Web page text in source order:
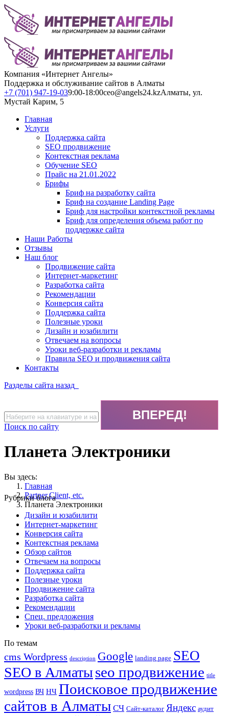
Компания «Интернет Ангелы»
Поддержка и обслуживание сайтов в Алматы
+7 (701) 947-19-039:00-18:00ceo@angels24.kzАлматы, ул.
Мустай Карим, 5
Главная
Услуги
Поддержка сайта
SEO продвижение
Контекстная реклама
Обучение SEO
Прайс на 21.01.2022
Брифы
Бриф на разработку сайта
Бриф на создание Landing Page
Бриф для настройки контекстной рекламы
Бриф для определения объема работ по
поддержке сайта
Наши Работы
Отзывы
Наш блог
Продвижение сайта
Интернет-маркетинг
Разработка сайта
Рекомендации
Конверсия сайта
Поддержка сайта
Полезные уроки
Дизайн и юзабилити
Отвечаем на вопросы
Уроки веб-разработки и рекламы
Правила SEO и продвижения сайта
Контакты
Разделы сайта назад
Поиск по сайту
Планета Электроники
Вы здесь:
Главная
Partner,Client, etc.
Планета Электроники
Рубрики блога
Дизайн и юзабилити
Интернет-маркетинг
Конверсия сайта
Контекстная реклама
Обзор сайтов
Отвечаем на вопросы
Поддержка сайта
Полезные уроки
Продвижение сайта
Разработка сайта
Рекомендации
Спец. предложения
Уроки веб-разработки и рекламы
По темам
cms Wordpress description Google landing page SEO
SEO в Алматыseo продвижение title
wordpress ВЧ НЧ Поисковое продвижение
сайтов в Алматы СЧ Сайт-каталог Яндекс аудит